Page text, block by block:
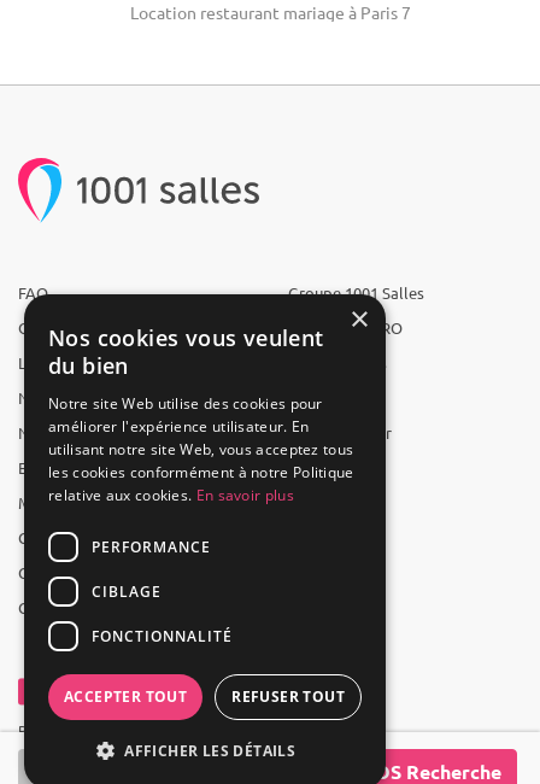
SOS Recherche
Location restaurant mariage à Paris 7
FAQ
Qui sommes-nous ?
L'équipe
Nous recrutons
Nos partenaires
Espace presse
Mentions légales
CGV
CGU
Contact
Groupe 1001 Salles
1001 Salles PRO
1001 Traiteurs
1001 Artistes
Reserverunbar
MP2
Powered by Groupe 1001Salles
×
Nos cookies vous veulent
du bien
Notre site Web utilise des cookies pour
améliorer l'expérience utilisateur. En
utilisant notre site Web, vous acceptez tous
les cookies conformément à notre Politique
relative aux cookies. En savoir plus
PERFORMANCE
CIBLAGE
FONCTIONNALITÉ
ACCEPTER TOUT REFUSER TOUT
AFFICHER LES DÉTAILS